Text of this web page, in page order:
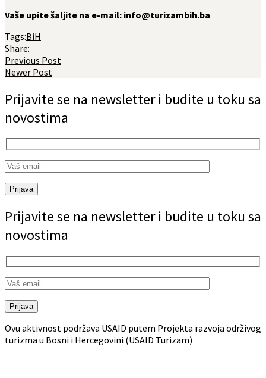
Vaše upite šaljite na e-mail: info@turizambih.ba
Tags:BiH
Share:
Previous Post
Newer Post
Prijavite se na newsletter i budite u toku sa
novostima
Prijava
Prijavite se na newsletter i budite u toku sa
novostima
Prijava
Ovu aktivnost podržava USAID putem Projekta razvoja održivog
turizma u Bosni i Hercegovini (USAID Turizam)